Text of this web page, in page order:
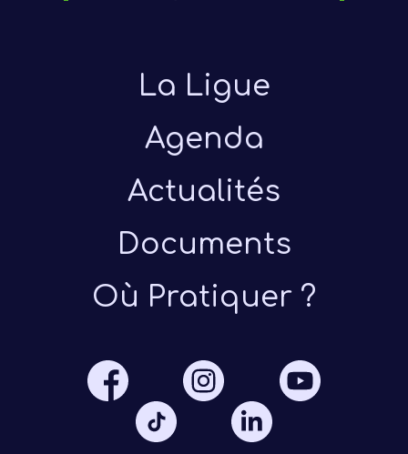
La Ligue
Agenda
Actualités
Documents
Où Pratiquer ?